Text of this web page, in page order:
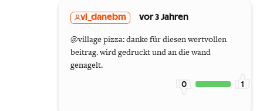
vl_danebm vor 3 Jahren
@village pizza: danke für diesen wertvollen
beitrag. wird gedruckt und an die wand
genagelt.
0 1